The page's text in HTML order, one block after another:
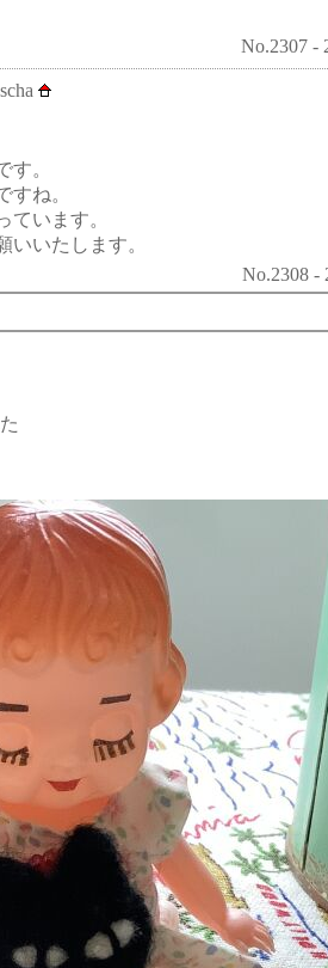
No.2307 -
。
ね。
います。
いいたします。
No.2308 -